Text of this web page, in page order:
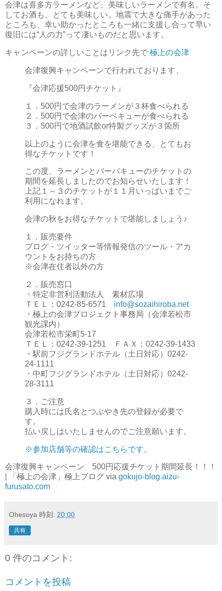
会津は喜多方ラーメンなど、美味しいラーメンで有名。そ
してお酒も、とても美味しい。地震で大きな痛手があった
ところも、幸い助かったところも一緒に支援し合って早い
復旧には“人の力”って凄いものだと思います。
キャンペーンの詳しいことはリンク先で 極上の会津
会津復興キャンペーンで行われております、
『会津応援500円チケット』
１．500円で会津のラーメンが３杯食べられる
２．500円で会津のバーベキューが食べられる
３．500円で地酒試飲or特製グッズが３箇所
以上のように会津を食を堪能できる、とてもお
得なチケットです！
この度、ラーメンとバーバキューのチケットの
期間を延長しましたのでお知らせいたします！
上記１～３のチケットが１１月いっぱいまでご
利用になれます。
会津の秋をお得なチケットで堪能しましょう♪
１．販売要件
ブログ・ツイッター等情報発信のツール・アカ
ウントをお持ちの方
※会津在住者以外の方
２．販売窓口
・特定非営利活動法人 素材広場
ＴＥＬ：0242-85-6571 info@sozaihiroba.net
・極上の会津プロジェクト事務局（会津若松市
観光課内）
会津若松市栄町5-17
ＴＥＬ：0242-39-1251 ＦＡＸ：0242-39-1433
・駅前フジグランドホテル（土日対応）0242-
24-1111
・中町フジグランドホテル（土日対応）0242-
28-3111
３．ご注意
購入時には氏名とつぶやき先の登録が必要で
す。
払い戻しはいたしませんのでご注意願います。
※参加店舗等の確認はこちらです。
会津復興キャンペーン 500円応援チケット期間延長！！！
| 「極上の会津」極上ブログ via gokujo-blog.aizu-
furusato.com
Ohesoya 時刻: 20:00
共有
0 件のコメント:
コメントを投稿